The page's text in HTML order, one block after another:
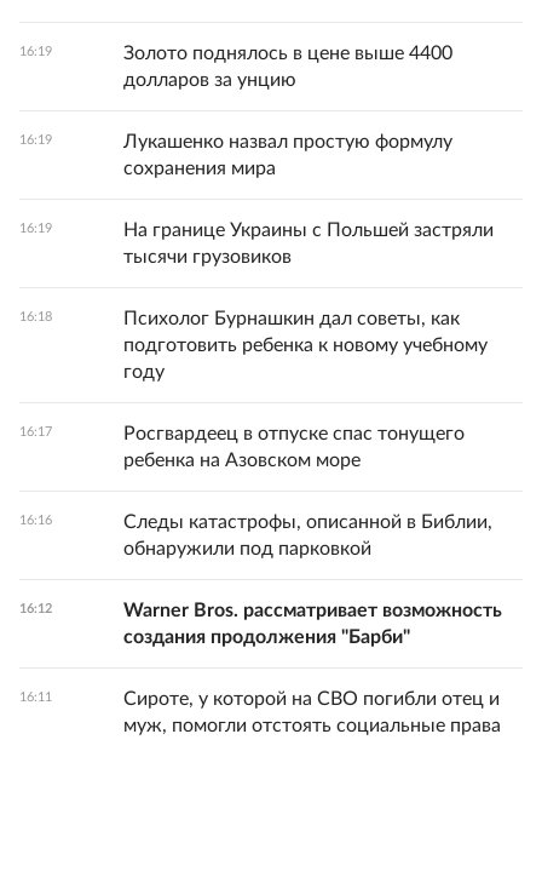
16:19
Золото поднялось в цене выше 4400
долларов за унцию
16:19
Лукашенко назвал простую формулу
сохранения мира
16:19
На границе Украины с Польшей застряли
тысячи грузовиков
16:18
Психолог Бурнашкин дал советы, как
подготовить ребенка к новому учебному
году
16:17
Росгвардеец в отпуске спас тонущего
ребенка на Азовском море
16:16
Следы катастрофы, описанной в Библии,
обнаружили под парковкой
16:12
Warner Bros. рассматривает возможность
создания продолжения "Барби"
16:11
Сироте, у которой на СВО погибли отец и
муж, помогли отстоять социальные права